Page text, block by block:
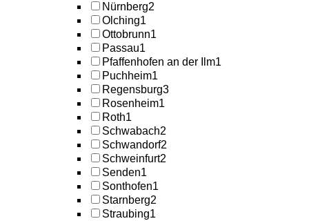
Nürnberg2
Olching1
Ottobrunn1
Passau1
Pfaffenhofen an der Ilm1
Puchheim1
Regensburg3
Rosenheim1
Roth1
Schwabach2
Schwandorf2
Schweinfurt2
Senden1
Sonthofen1
Starnberg2
Straubing1